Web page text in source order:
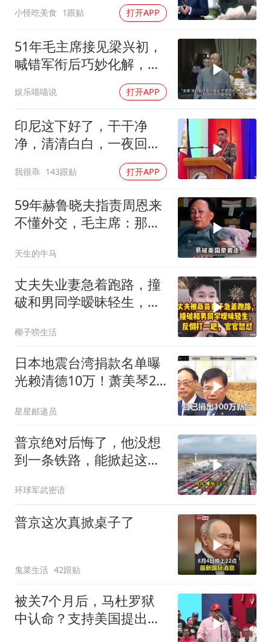
小怪吃美食 1跟贴 打开APP
51年毛主席接见梁兴初，
喊错军衔后巧妙化解，
梁：主席反应就是快
娱乐喵喵说 打开APP
印尼这下好了，干干净
净，清清白白，一夜回到
我很乖 143跟贴 打开APP
59年赫鲁晓夫指责周恩来
不懂外交，毛主席：那我
天生的牛马
丈夫失业妻急着跑路，撞
破和男同学暧昧轻生，反
椰子唠生活
日本地震台湾捐款名单曝
光赖清德10万！萧美琴20
星星邮递员
普京绝对后悔了，他没想
到一条铁路，能掀起这么
改写
环球军武密语
普京这次真掀桌子了
鬼菜生活 42跟贴
被关7个月后，马杜罗狱
中认命？支持美国提出的